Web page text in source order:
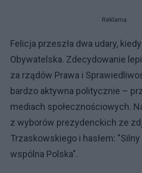
Reklama
Felicja przeszła dwa udary,
Obywatelska. Zdecydowanie
za rządów Prawa i
bardzo aktywna politycznie –
mediach społecznościowych.
z wyborów prezydenckich ze
Trzaskowskiego i hasłem:
wspólna Polska".